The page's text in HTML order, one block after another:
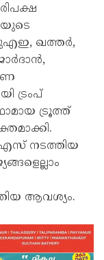
യുഎഇ, ഖത്തര്‍,
ട്രംപ്
ട്രൂത്ത്
നടത്തിയ
ആവശ്യം.